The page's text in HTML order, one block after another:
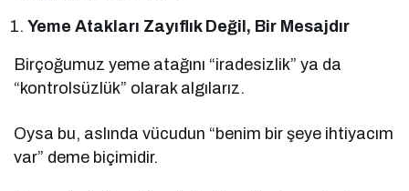
Yeme Atakları Zayıflık Değil, Bir Mesajdır
Birçoğumuz yeme atağını “iradesizlik” ya da
“kontrolsüzlük” olarak algılarız.
Oysa bu, aslında vücudun “benim bir şeye ihtiyacım
var” deme biçimidir.